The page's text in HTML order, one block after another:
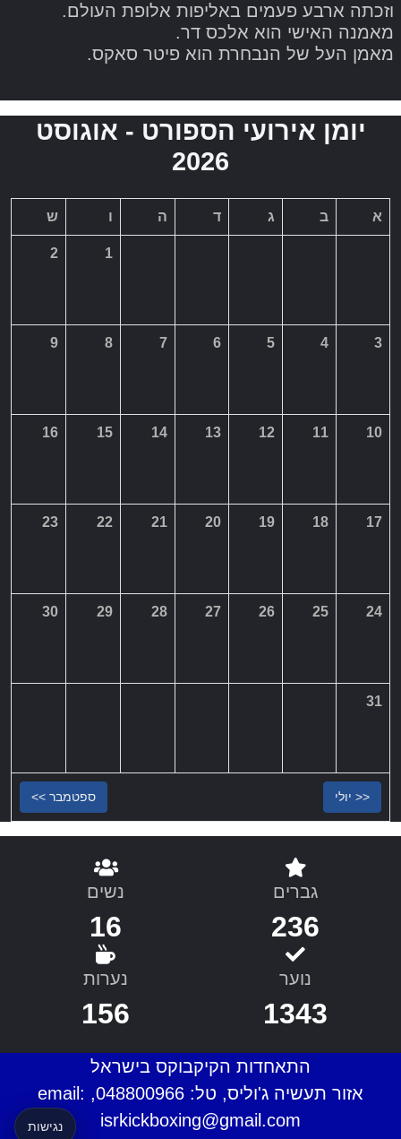
וזכתה ארבע פעמים באליפות אלופת העולם.
מאמנה האישי הוא אלכס דר.
מאמן העל של הנבחרת הוא פיטר סאקס.
יומן אירועי הספורט - אוגוסט
2026
א ב ג ד ה ו ש
1
2
3
4
5
6
7
8
9
10
11
12
13
14
15
16
17
18
19
20
21
22
23
24
25
26
27
28
29
30
31
<< יולי ספטמבר >>
גברים
236
נשים
16
נוער
1343
נערות
156
התאחדות הקיקבוקס בישראל
אזור תעשיה ג'וליס, טל: 048800966, email:
isrkickboxing@gmail.com
נגישות